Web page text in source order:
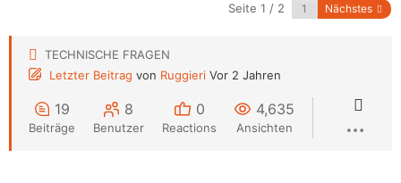
Seite 1 / 2 Nächstes
TECHNISCHE FRAGEN
Letzter Beitrag von Ruggieri Vor 2 Jahren
19
Beiträge
8
Benutzer
0
Reactions
4,635
Ansichten